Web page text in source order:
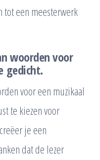
een meesterwerk
woorden voor
gedicht.
voor een muzikaal
te kiezen voor
je een
dat de lezer